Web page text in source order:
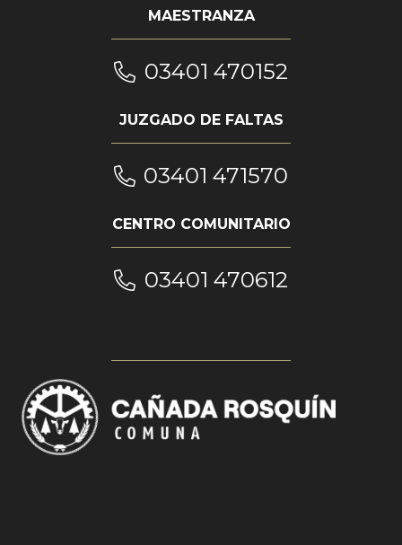
MAESTRANZA
03401 470152
JUZGADO DE FALTAS
03401 471570
CENTRO COMUNITARIO
03401 470612